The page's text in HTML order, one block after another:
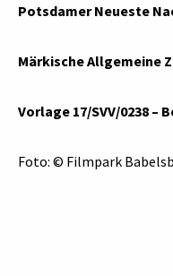
Potsdamer Neueste
Märkische Allgemeine
Vorlage 17/SVV/0238 –
Foto: © Filmpark